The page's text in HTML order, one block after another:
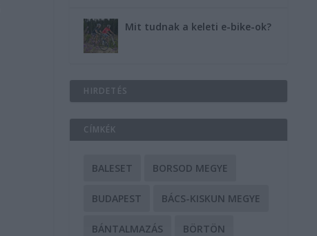
Mit tudnak a keleti e-bike-ok?
HIRDETÉS
CÍMKÉK
BALESET BORSOD MEGYE
BUDAPEST BÁCS-KISKUN MEGYE
BÁNTALMAZÁS BÖRTÖN